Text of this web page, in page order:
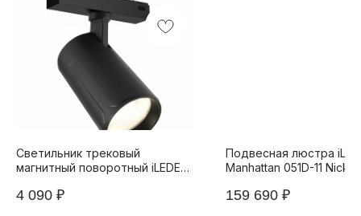
Светильник трековый
магнитный поворотный iLEDEX
D70-20W-36DG-4000K-BK
4 090 ₽
Подвесная люстра
Manhattan 051D-11 Nickel
159 690 ₽